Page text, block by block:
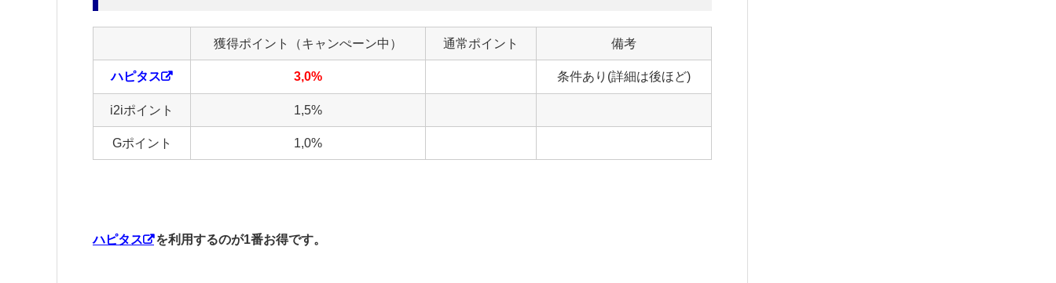
獲得ポイント（キャンぺーン中） 通常ポイント 備考
ハピタス 3,0% 条件あり(詳細は後ほど)
i2iポイント 1,5%
Gポイント 1,0%
ハピタス を利用するのが1番お得です。